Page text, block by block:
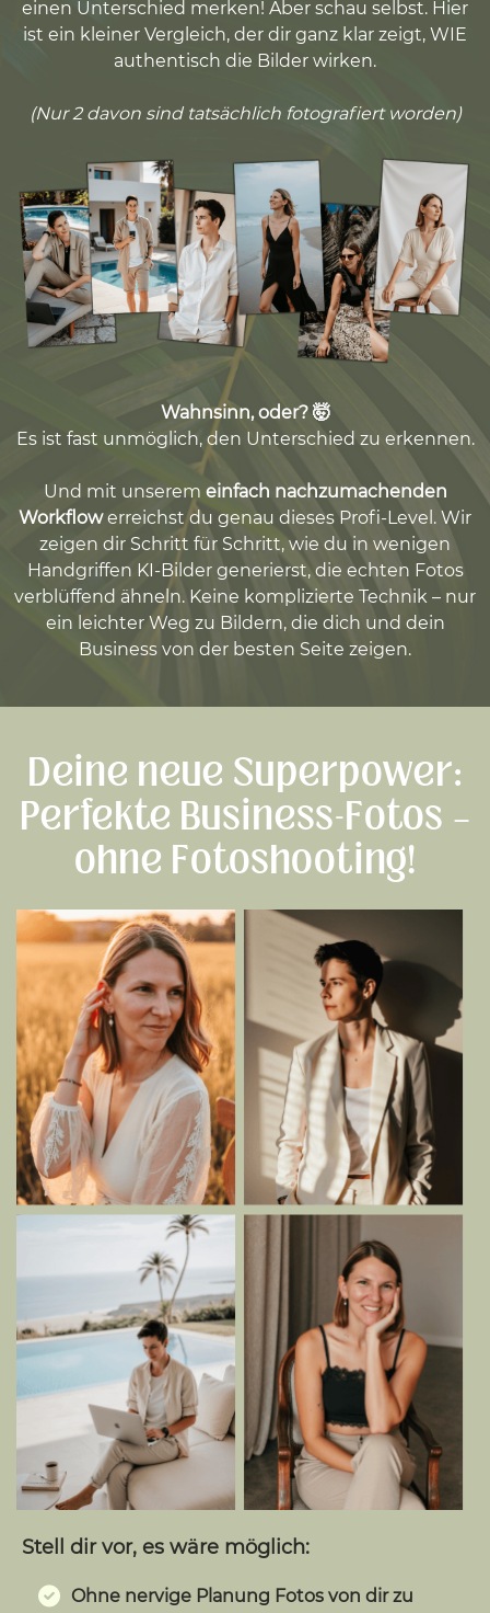
einen Unterschied merken! Aber schau selbst. Hier
ist ein kleiner Vergleich, der dir ganz klar zeigt, WIE
authentisch die Bilder wirken.
(Nur 2 davon sind tatsächlich fotografiert worden)
Wahnsinn, oder? 🤯
Es ist fast unmöglich, den Unterschied zu erkennen.
Und mit unserem einfach nachzumachenden
Workflowerreichst du genau dieses Profi-Level. Wir
zeigen dir Schritt für Schritt, wie du in wenigen
Handgriffen KI-Bilder generierst, die echten Fotos
verblüffend ähneln. Keine komplizierte Technik – nur
ein leichter Weg zu Bildern, die dich und dein
Business von der besten Seite zeigen.
Deine neue Superpower:
Perfekte Business-Fotos –
ohne Fotoshooting!
Stell dir vor, es wäre möglich:
Ohne nervige Planung Fotos von dir zu